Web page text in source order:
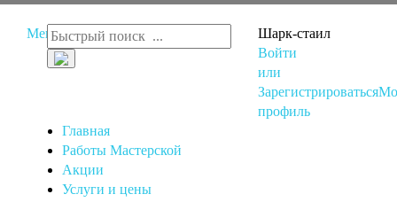
Меню
Шарк-стаил
Войти
или
Зарегистрироваться
профиль
Главная
Работы Мастерской
Акции
Услуги и цены